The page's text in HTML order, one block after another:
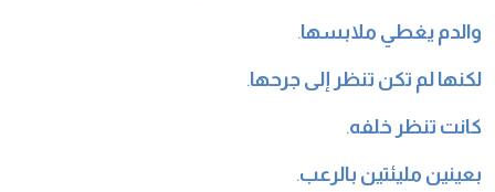
والدم يغطي ملابسها.
لكنها لم تكن تنظر إلى جرحها.
كانت تنظر خلفه.
بعينين مليئتين بالرعب.